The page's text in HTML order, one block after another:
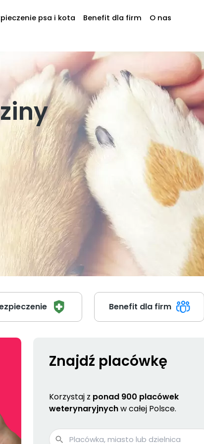
psa i kota Benefit dla firm O nas
Benefit dla firm
Znajdź placówkę
Korzystaj z ponad 900 placówek
weterynaryjnychw całej Polsce.